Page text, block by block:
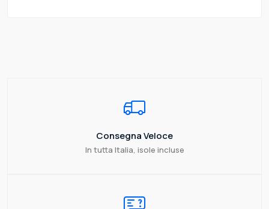
Consegna Veloce
In tutta Italia, isole incluse